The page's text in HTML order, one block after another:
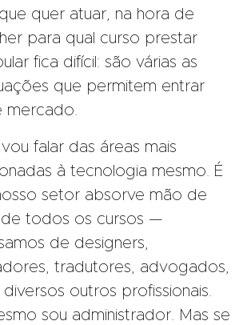
quer atuar, na hora de
para qual curso prestar
fica difícil: são várias as
que permitem entrar
mercado.
falar das áreas mais
à tecnologia mesmo. É
setor absorve mão de
todos os cursos —
de designers,
tradutores, advogados,
outros profissionais.
sou administrador. Mas se